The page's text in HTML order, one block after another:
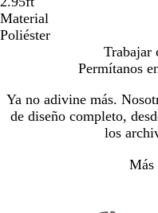
Material
Poliéster
Trabajar
Permítanos
Ya no adivine más.
de diseño completo,
los
Más